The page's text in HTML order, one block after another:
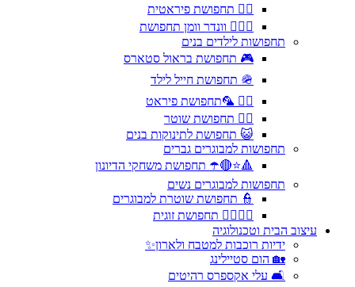
🏴‍☠️ תחפושת פיראטית
🦸🏻‍♀️ וונדר וומן תחפושת
תחפושות לילדים בנים
🎮 תחפושת בראול סטארס
🪖 תחפושת חייל לילד
🏴‍☠️ 🦜תחפושת פיראט
👮‍♂️ תחפושת שוטר
😺 תחפושת לתינוקות בנים
תחפושות למבוגרים גברים
🔺⭐🔴☂️ תחפושת משחקי הדיונון
תחפושות למבוגרים נשים
👮 תחפושת שוטרת למבוגרים
🦸‍♂️🦸‍♀️ תחפושת זוגית
עיצוב הבית וטכנולוגיה
ידיות רוכבות למטבח ולארון✨
🏡 הום סטיילינג
🛋️ עלי אקספרס רהיטים